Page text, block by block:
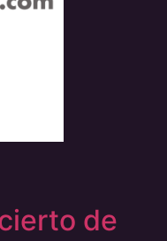
de